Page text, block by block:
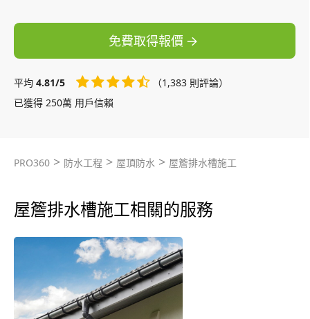
免費取得報價
平均 4.81/5
（1,383 則評論）
已獲得 250萬 用戶信賴
PRO360 > 防水工程 > 屋頂防水 > 屋簷排水槽施工
屋簷排水槽施工相關的服務